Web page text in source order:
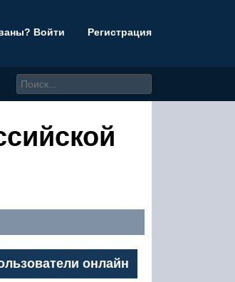
Войти Регистрация
онлайн